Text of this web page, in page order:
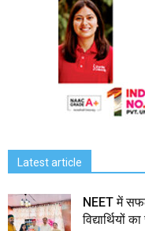
Latest article
NEET में
विद्यार्थियों